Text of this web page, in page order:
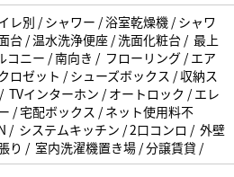
レ別 / シャワー / 浴室乾燥機 / シャワ
台 / 温水洗浄便座 / 洗面化粧台 / 最上
コニー / 南向き / フローリング / エア
ロゼット / シューズボックス / 収納ス
TVインターホン / オートロック / エレ
/ 宅配ボックス / ネット使用料不
/ システムキッチン / 2口コンロ / 外壁
り / 室内洗濯機置き場 / 分譲賃貸 /